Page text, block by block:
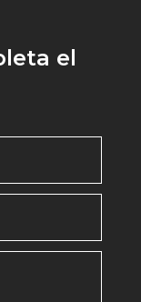
el